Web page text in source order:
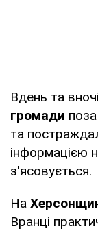
Вдень та
громади
та
інформацією
з'ясовується.
На
Вранці